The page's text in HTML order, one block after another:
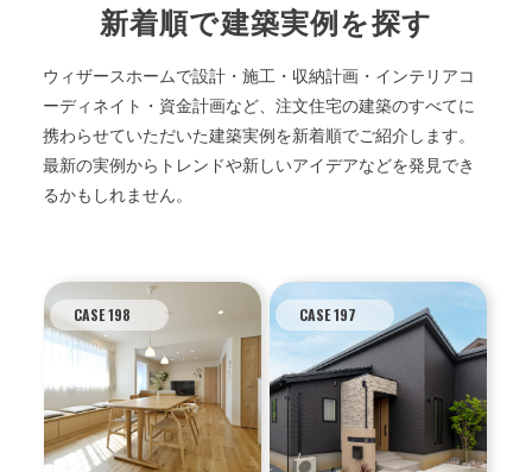
新着順で建築実例を探す
ウィザースホームで設計・施工・収納計画・インテリアコ
ーディネイト・資金計画など、注文住宅の建築のすべてに
携わらせていただいた建築実例を新着順でご紹介します。
最新の実例からトレンドや新しいアイデアなどを発見でき
るかもしれません。
CASE 198 CASE 197